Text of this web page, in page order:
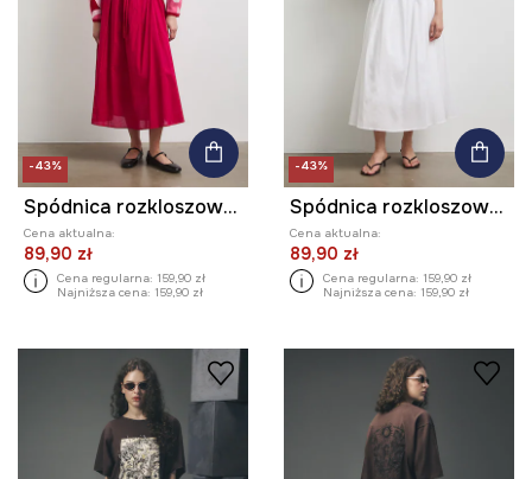
-43%
Spódnica rozkloszowana bawełniana
Cena aktualna:
89,90 zł
Cena regularna: 159,90 zł
Najniższa cena: 159,90 zł
-43%
Spódnica rozkloszowana bawełniana
Cena aktualna:
89,90 zł
Cena regularna: 159,90 zł
Najniższa cena: 159,90 zł